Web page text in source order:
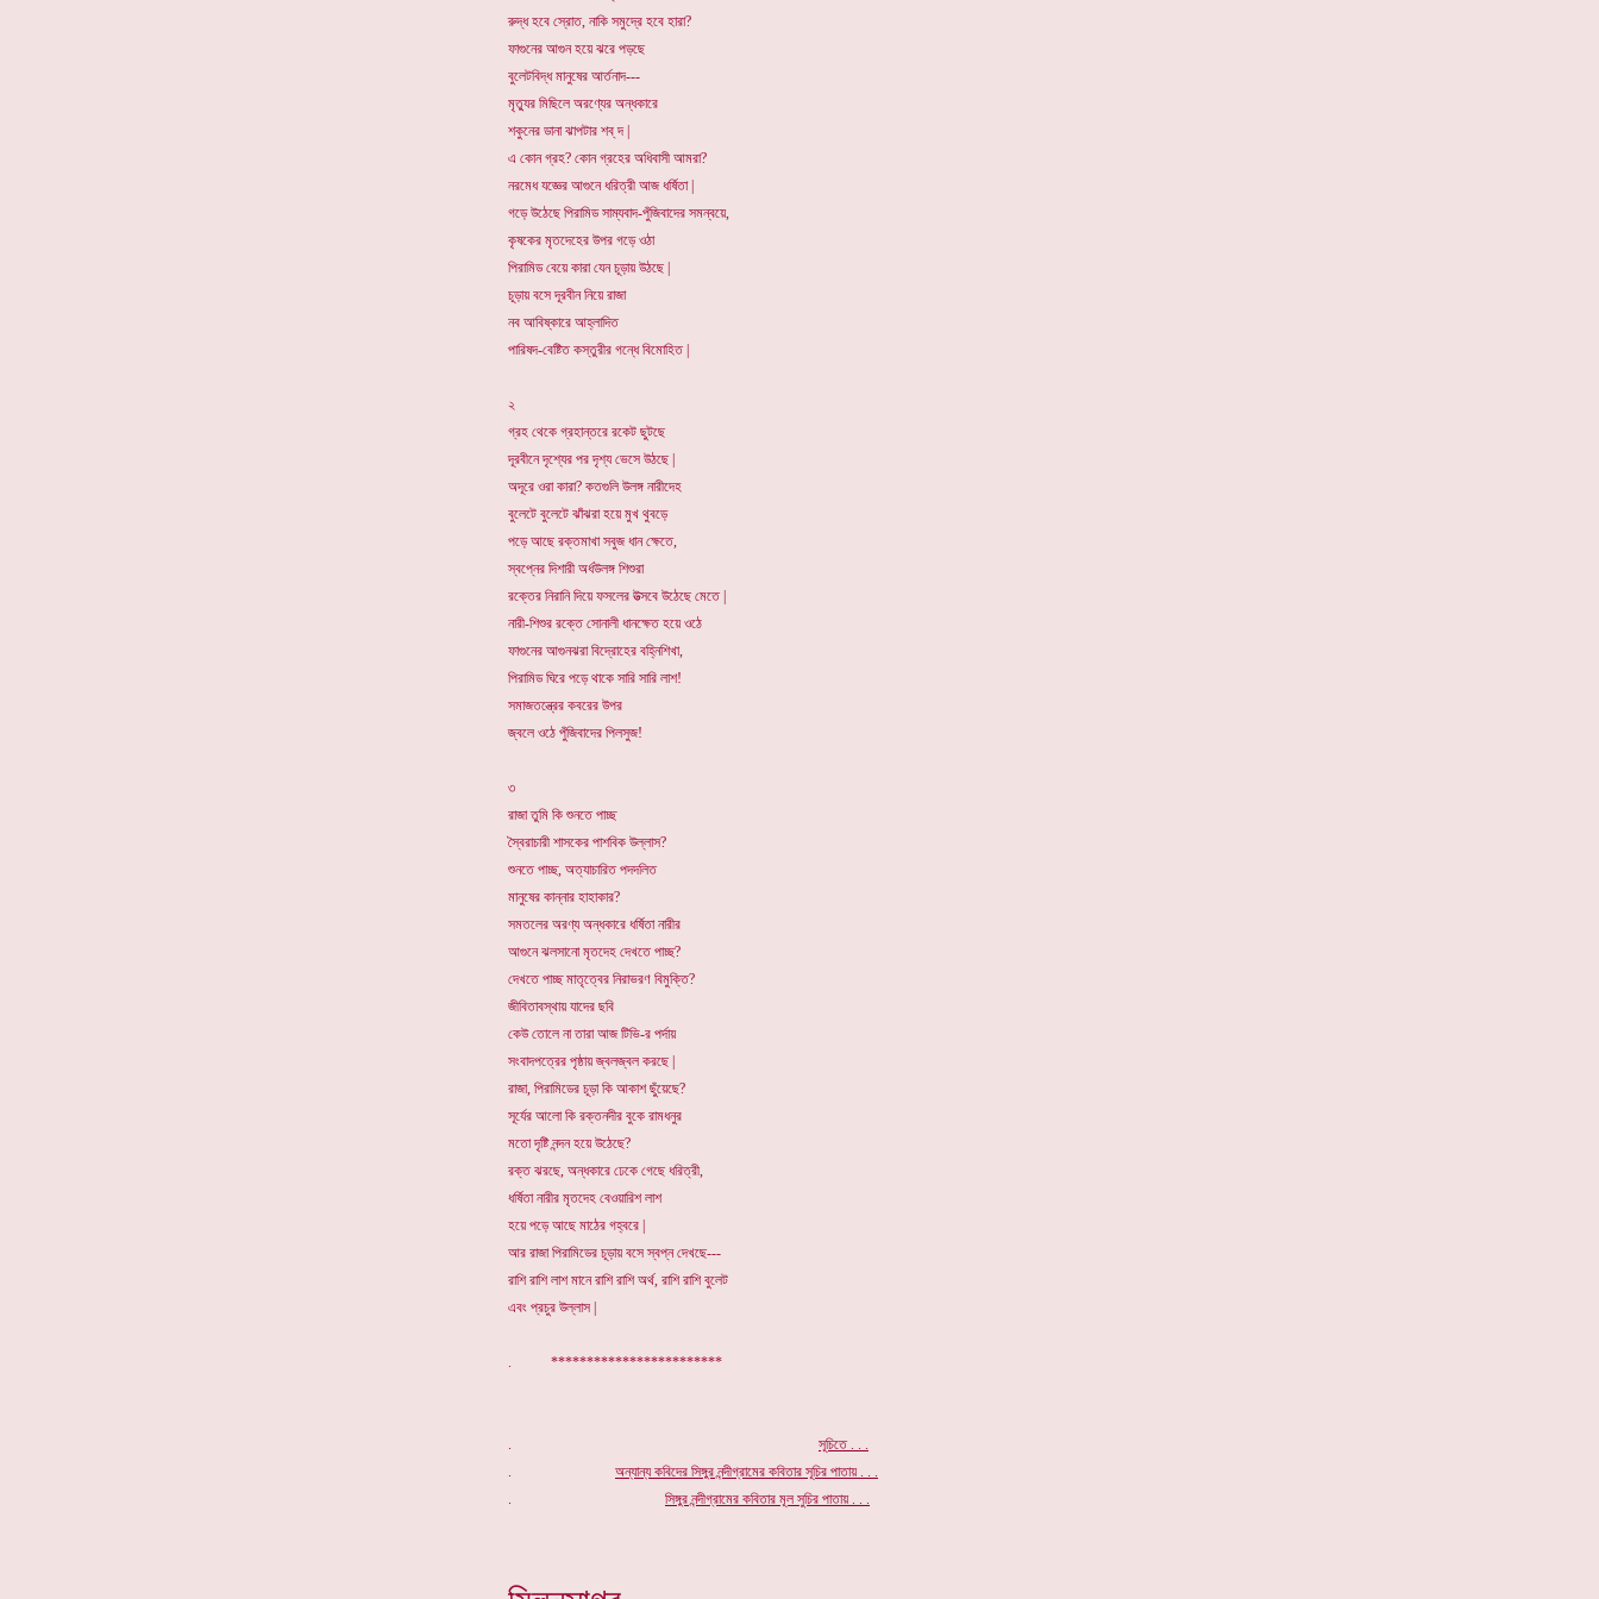
রুদ্ধ হবে স্রোত, নাকি সমুদ্রে হবে হারা?
ফাগুনের আগুন হয়ে ঝরে পড়ছে
বুলেটবিদ্ধ মানুষের আর্তনাদ---
মৃত্যুর মিছিলে অরণ্যের অন্ধকারে
শকুনের ডানা ঝাপটার শব্ দ |
এ কোন গ্রহ? কোন গ্রহের অধিবাসী আমরা?
নরমেধ যজ্ঞের আগুনে ধরিত্রী আজ ধর্ষিতা |
গড়ে উঠেছে পিরামিড সাম্যবাদ-পুঁজিবাদের সমন্বয়ে,
কৃষকের মৃতদেহের উপর গড়ে ওঠা
পিরামিড বেয়ে কারা যেন চূড়ায় উঠছে |
চূড়ায় বসে দূরবীন নিয়ে রাজা
নব আবিষ্কারে আহ্লাদিত
পারিষদ-বেষ্টিত কস্তুরীর গন্ধে বিমোহিত |
২
গ্রহ থেকে গ্রহান্তরে রকেট ছুটছে
দূরবীনে দৃশ্যের পর দৃশ্য ভেসে উঠছে |
অদূরে ওরা কারা? কতগুলি উলঙ্গ নারীদেহ
বুলেটে বুলেটে ঝাঁঝরা হয়ে মুখ থুবড়ে
পড়ে আছে রক্তমাখা সবুজ ধান ক্ষেতে,
স্বপ্নের দিশারী অর্ধউলঙ্গ শিশুরা
রক্তের নিরানি দিয়ে ফসলের উত্সবে উঠেছে মেতে |
নারী-শিশুর রক্তে সোনালী ধানক্ষেত হয়ে ওঠে
ফাগুনের আগুনঝরা বিদ্রোহের বহ্নিশিখা,
পিরামিড ঘিরে পড়ে থাকে সারি সারি লাশ!
সমাজতন্ত্রের কবরের উপর
জ্বলে ওঠে পুঁজিবাদের পিলসুজ!
৩
রাজা তুমি কি শুনতে পাচ্ছ
স্বৈরাচারী শাসকের পাশবিক উল্লাস?
শুনতে পাচ্ছ, অত্যাচারিত পদদলিত
মানুষের কান্নার হাহাকার?
সমতলের অরণ্য অন্ধকারে ধর্ষিতা নারীর
আগুনে ঝলসানো মৃতদেহ দেখতে পাচ্ছ?
দেখতে পাচ্ছ মাতৃত্বের নিরাভরণ বিমুক্তি?
জীবিতাবস্থায় যাদের ছবি
কেউ তোলে না তারা আজ টিভি-র পর্দায়
সংবাদপত্রের পৃষ্ঠায় জ্বলজ্বল করছে |
রাজা, পিরামিডের চূড়া কি আকাশ ছুঁয়েছে?
সূর্যের আলো কি রক্তনদীর বুকে রামধনুর
মতো দৃষ্টি নন্দন হয়ে উঠেছে?
রক্ত ঝরছে, অন্ধকারে ঢেকে গেছে ধরিত্রী,
ধর্ষিতা নারীর মৃতদেহ বেওয়ারিশ লাশ
হয়ে পড়ে আছে মাঠের গহ্বরে |
আর রাজা পিরামিডের চূড়ায় বসে স্বপ্ন দেখছে---
রাশি রাশি লাশ মানে রাশি রাশি অর্থ, রাশি রাশি বুলেট
এবং প্রচুর উল্লাস |
. ************************
. সূচিতে . . .
. অন্যান্য কবিদের সিঙ্গুর নন্দীগ্রামের কবিতার সূচির পাতায় . . .
. সিঙ্গুরনন্দীগ্রামের কবিতার মূল সুচির পাতায় . . .